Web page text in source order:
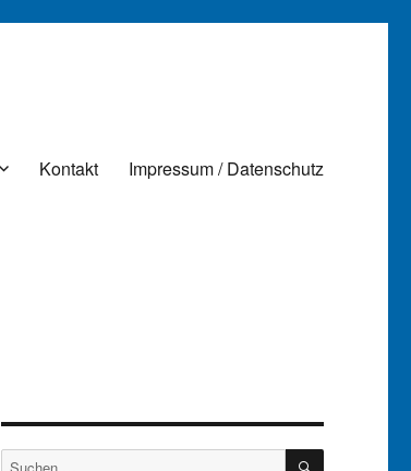
Kontakt Impressum / Datenschutz
Suchen
SUCHEN